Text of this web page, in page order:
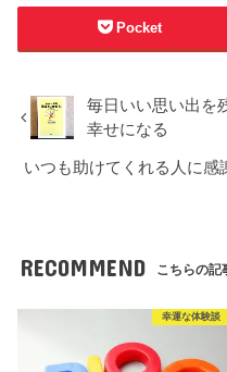
Pocket
毎日いい思い出を
幸せになる
いつも助けてくれる人に感
RECOMMEND こちらの記
幸運な体験談